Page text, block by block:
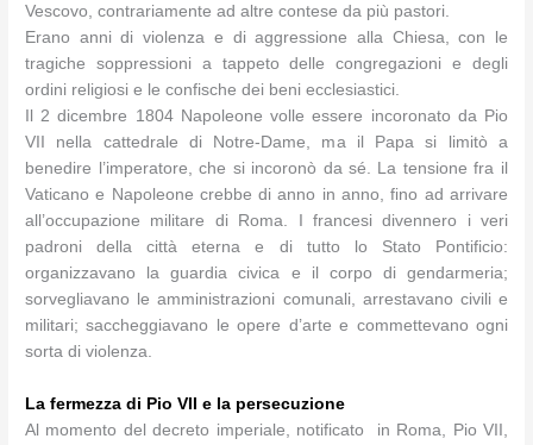
Vescovo, contrariamente ad altre contese da più pastori.
Erano anni di violenza e di aggressione alla Chiesa, con le
tragiche soppressioni a tappeto delle congregazioni e degli
ordini religiosi e le confische dei beni ecclesiastici.
Il 2 dicembre 1804 Napoleone volle essere incoronato da Pio
VII nella cattedrale di Notre-Dame, ma il Papa si limitò a
benedire l’imperatore, che si incoronò da sé. La tensione fra il
Vaticano e Napoleone crebbe di anno in anno, fino ad arrivare
all’occupazione militare di Roma. I francesi divennero i veri
padroni della città eterna e di tutto lo Stato Pontificio:
organizzavano la guardia civica e il corpo di gendarmeria;
sorvegliavano le amministrazioni comunali, arrestavano civili e
militari; saccheggiavano le opere d’arte e commettevano ogni
sorta di violenza.
La fermezza di Pio VII e la persecuzione
Al momento del decreto imperiale, notificato in Roma, Pio VII,